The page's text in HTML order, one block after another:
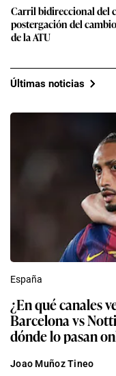
Carril bidireccional del
postergación del
de la ATU
Últimas noticias
España
¿En qué canales
Barcelona vs
dónde lo pasan
Joao Muñoz Tineo